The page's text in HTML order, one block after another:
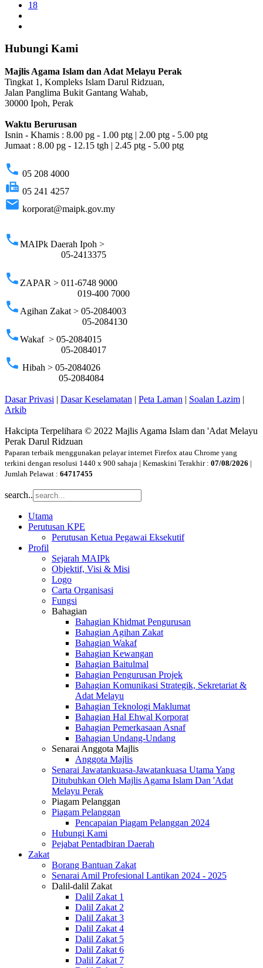
18
Hubungi Kami
Majlis Agama Islam dan Adat Melayu Perak
Tingkat 1, Kompleks Islam Darul Ridzuan,
Jalan Panglima Bukit Gantang Wahab,
30000 Ipoh, Perak
Waktu Berurusan
Isnin - Khamis : 8.00 pg - 1.00 ptg | 2.00 ptg - 5.00 ptg
Jumaat : 8.00 pg - 12.15 tgh | 2.45 ptg - 5.00 ptg
phone 05 208 4000
fax 05 241 4257
email korporat@maipk.gov.my
phoneMAIPk Daerah Ipoh >
05-2413375
phone ZAPAR > 011-6748 9000
019-400 7000
phone Agihan Zakat > 05-2084003
05-2084130
phoneWakaf > 05-2084015
05-2084017
phone Hibah > 05-2084026
05-2084084
Dasar Privasi | Dasar Keselamatan | Peta Laman | Soalan Lazim |
Arkib
Hakcipta Terpelihara © 2022 Majlis Agama Islam dan 'Adat Melayu
Perak Darul Ridzuan
Paparan terbaik menggunakan pelayar internet Firefox atau Chrome yang
terkini dengan resolusi 1440 x 900 sahaja | Kemaskini Terakhir : 07/08/2026 |
Jumlah Pelawat : 64717455
search..
Utama
Perutusan KPE
Perutusan Ketua Pegawai Eksekutif
Profil
Sejarah MAIPk
Objektif, Visi & Misi
Logo
Carta Organisasi
Fungsi
Bahagian
Bahagian Khidmat Pengurusan
Bahagian Agihan Zakat
Bahagian Wakaf
Bahagian Kewangan
Bahagian Baitulmal
Bahagian Pengurusan Projek
Bahagian Komunikasi Strategik, Sekretariat &
Adat Melayu
Bahagian Teknologi Maklumat
Bahagian Hal Ehwal Korporat
Bahagian Pemerkasaan Asnaf
Bahagian Undang-Undang
Senarai Anggota Majlis
Anggota Majlis
Senarai Jawatankuasa-Jawatankuasa Utama Yang
Ditubuhkan Oleh Majlis Agama Islam Dan 'Adat
Melayu Perak
Piagam Pelanggan
Piagam Pelanggan
Pencapaian Piagam Pelanggan 2024
Hubungi Kami
Pejabat Pentadbiran Daerah
Zakat
Borang Bantuan Zakat
Senarai Amil Profesional Lantikan 2024 - 2025
Dalil-dalil Zakat
Dalil Zakat 1
Dalil Zakat 2
Dalil Zakat 3
Dalil Zakat 4
Dalil Zakat 5
Dalil Zakat 6
Dalil Zakat 7